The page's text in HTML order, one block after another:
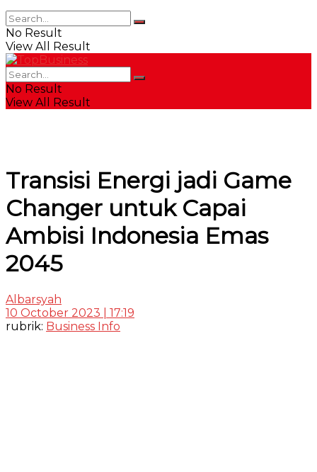
No Result
View All Result
No Result
View All Result
Transisi Energi jadi Game
Changer untuk Capai
Ambisi Indonesia Emas
2045
Albarsyah
10 October 2023 | 17:19
rubrik: Business Info